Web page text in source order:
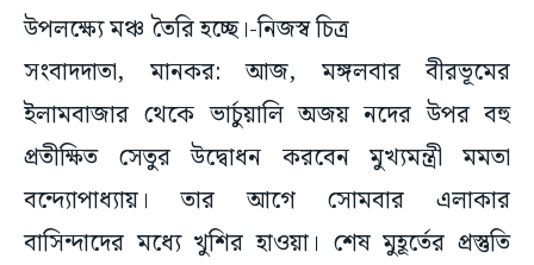
উপলক্ষ্যে মঞ্চ তৈরি হচ্ছে।-নিজস্ব চিত্র
সংবাদদাতা, মানকর: আজ, মঙ্গলবার বীরভূমের
ইলামবাজার থেকে ভার্চুয়ালি অজয় নদের উপর বহু
প্রতীক্ষিত সেতুর উদ্বোধন করবেন মুখ্যমন্ত্রী মমতা
বন্দ্যোপাধ্যায়। তার আগে সোমবার এলাকার
বাসিন্দাদের মধ্যে খুশির হাওয়া। শেষ মুহূর্তের প্রস্তুতি